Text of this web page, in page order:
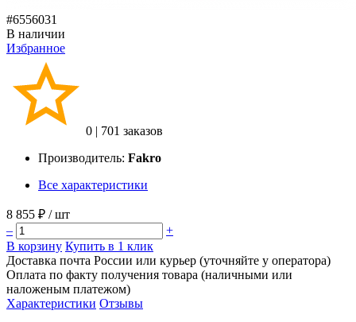
#6556031
В наличии
Избранное
0 | 701 заказов
Производитель: Fakro
Все характеристики
8 855 ₽ / шт
–
+
В корзину Купить в 1 клик
Доставка почта России или курьер (уточняйте у оператора)
Оплата по факту получения товара (наличными или
наложеным платежом)
Характеристики Отзывы